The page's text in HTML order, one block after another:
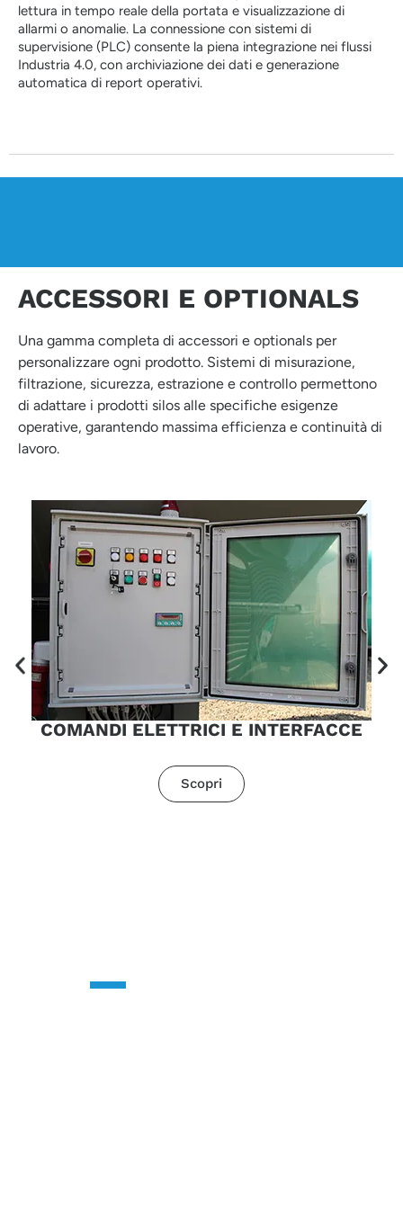
lettura in tempo reale della portata e visualizzazione di
allarmi o anomalie. La connessione con sistemi di
supervisione (PLC) consente la piena integrazione nei flussi
Industria 4.0, con archiviazione dei dati e generazione
automatica di report operativi.
ACCESSORI E OPTIONALS
Una gamma completa di accessori e optionals per
personalizzare ogni prodotto. Sistemi di misurazione,
filtrazione, sicurezza, estrazione e controllo permettono
di adattare i prodotti silos alle specifiche esigenze
operative, garantendo massima efficienza e continuità di
lavoro.
COMANDI ELETTRICI E INTERFACCE
Scopri